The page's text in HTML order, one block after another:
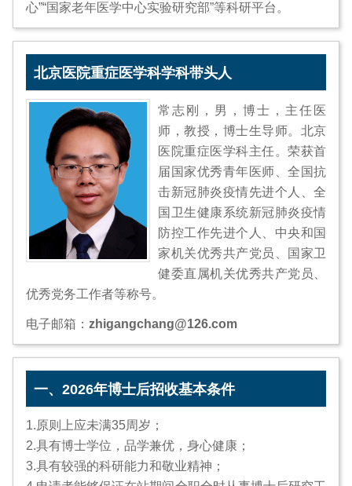
心”“国家老年医学中心实验研究部”等科研平台。
北京医院重症医学科学科带头人
常志刚，男，博士，主任医
师，教授，博士生导师。北京
医院重症医学科主任。荣获首
届国家优秀青年医师、全国抗
击新冠肺炎疫情先进个人、全
国卫生健康系统新冠肺炎疫情
防控工作先进个人、中央和国
家机关优秀共产党员、国家卫
健委直属机关优秀共产党员、
优秀党务工作者等称号。
电子邮箱： zhigangchang@126.com
一、2026年博士后招收基本条件
1.原则上应未满35周岁；
2.具有博士学位，品学兼优，身心健康；
3.具有较强的科研能力和敬业精神；